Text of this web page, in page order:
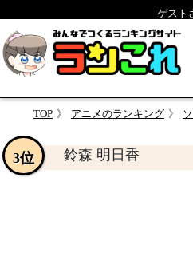
ゲスト
TOP アニメのランキング ソ
鈴森 明日香
3位